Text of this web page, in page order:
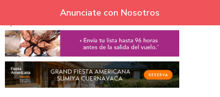
Skip to navigation
Skip to main content
Anunciate con Nosotros